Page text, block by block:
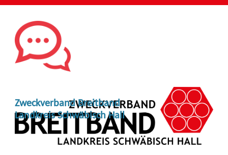
Zweckverband Breitband
Landkreis Schwäbisch Hall